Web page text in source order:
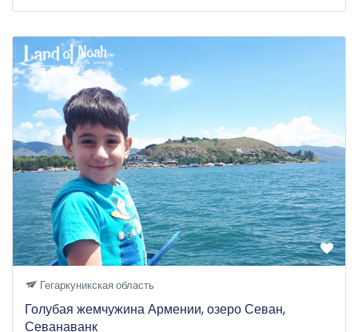
Гегаркуникская область
Голубая жемчужина Армении, озеро Севан,
Севанаванк